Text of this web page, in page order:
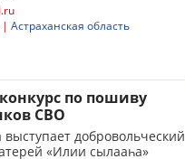
| Астраханская область
по пошиву
СВО
добровольческий
«Илии сылааһа»